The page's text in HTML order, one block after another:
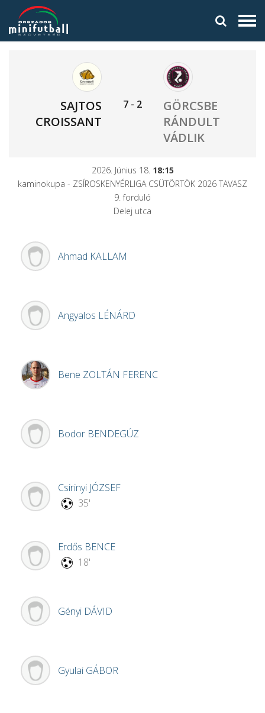
SAJTOS
CROISSANT
7- 2
GÖRCSBE
RÁNDULT
VÁDLIK
2026. Június 18. 18:15
kaminokupa - ZSÍROSKENYÉRLIGA CSÜTÖRTÖK 2026 TAVASZ
9. forduló
Delej utca
Ahmad KALLAM
Angyalos LÉNÁRD
Bene ZOLTÁN FERENC
Bodor BENDEGÚZ
Csirinyi JÓZSEF
35'
Erdős BENCE
18'
Gényi DÁVID
Gyulai GÁBOR